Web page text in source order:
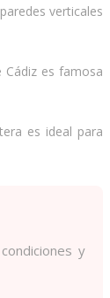
verticales
es famosa
es ideal para
y